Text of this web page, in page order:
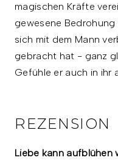
magischen Kräfte
gewesene
sich mit dem Mann
gebracht hat - ganz
Gefühle er auch in ihr
REZENSION
Liebe kann aufblühen